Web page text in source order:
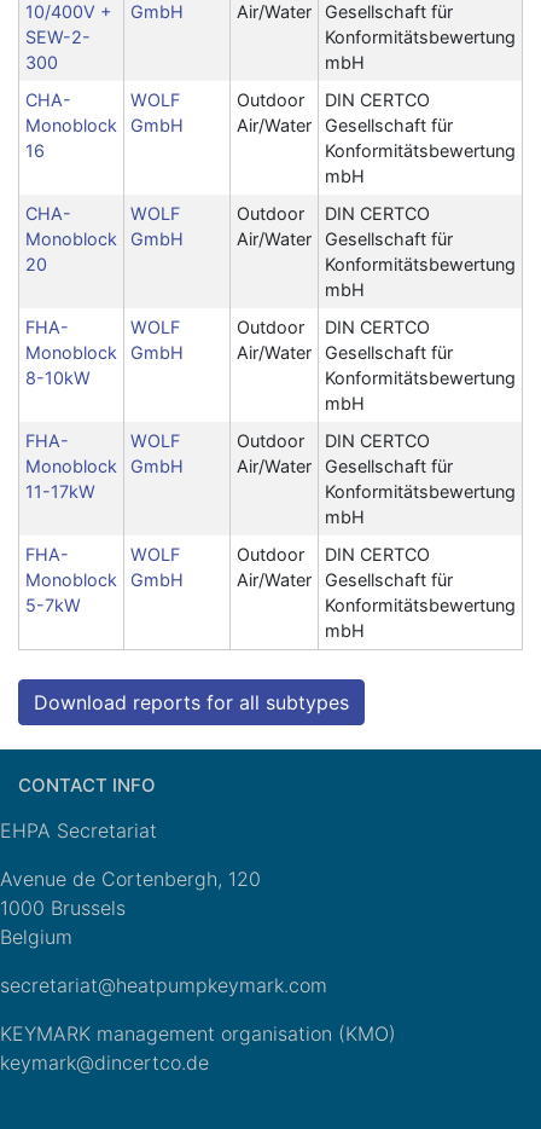
10/400V +
SEW-2-
300
GmbH
Air/Water
Gesellschaft für
Konformitätsbewertung
mbH
CHA-
Monoblock
16
WOLF
GmbH
Outdoor
Air/Water
DIN CERTCO
Gesellschaft für
Konformitätsbewertung
mbH
CHA-
Monoblock
20
WOLF
GmbH
Outdoor
Air/Water
DIN CERTCO
Gesellschaft für
Konformitätsbewertung
mbH
FHA-
Monoblock
8-10kW
WOLF
GmbH
Outdoor
Air/Water
DIN CERTCO
Gesellschaft für
Konformitätsbewertung
mbH
FHA-
Monoblock
11-17kW
WOLF
GmbH
Outdoor
Air/Water
DIN CERTCO
Gesellschaft für
Konformitätsbewertung
mbH
FHA-
Monoblock
5-7kW
WOLF
GmbH
Outdoor
Air/Water
DIN CERTCO
Gesellschaft für
Konformitätsbewertung
mbH
Download reports for all subtypes
CONTACT INFO
EHPA Secretariat
Avenue de Cortenbergh, 120
1000 Brussels
Belgium
secretariat@heatpumpkeymark.com
KEYMARK management organisation (KMO)
keymark@dincertco.de